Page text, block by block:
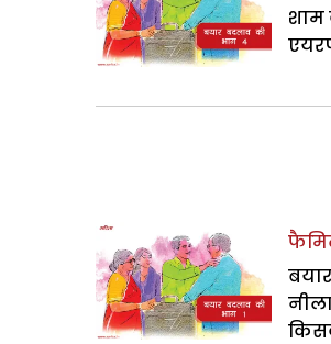
शाम